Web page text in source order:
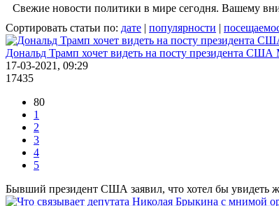
Свежие новости политики в мире сегодня. Вашему
Сортировать статьи по: дате | популярности |
Дональд Трамп хочет видеть на посту президента
17-03-2021, 09:29
17435
80
1
2
3
4
5
Бывший президент США заявил, что хотел бы увидеть